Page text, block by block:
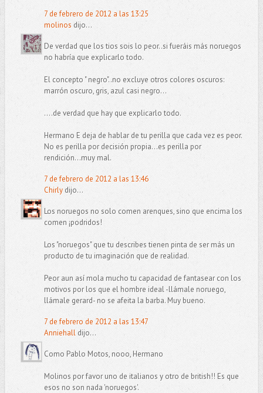
7 de febrero de 2012 a las 13:25
molinos dijo...
De verdad que los tios sois lo peor..si fueráis más noruegos
no habría que explicarlo todo.
El concepto " negro"..no excluye otros colores oscuros:
marrón oscuro, gris, azul casi negro...
....de verdad que hay que explicarlo todo.
Hermano E deja de hablar de tu perilla que cada vez es peor.
No es perilla por decisión propia...es perilla por
rendición...muy mal.
7 de febrero de 2012 a las 13:46
Chirlydijo...
Los noruegos no solo comen arenques, sino que encima los
comen ¡podridos!
Los "noruegos" que tu describes tienen pinta de ser más un
producto de tu imaginación que de realidad.
Peor aun así mola mucho tu capacidad de fantasear con los
motivos por los que el hombre ideal -llámale noruego,
llámale gerard- no se afeita la barba. Muy bueno.
7 de febrero de 2012 a las 13:47
Anniehalldijo...
Como Pablo Motos, nooo, Hermano
Molinos por favor uno de italianos y otro de british!! Es que
esos no son nada 'noruegos'.